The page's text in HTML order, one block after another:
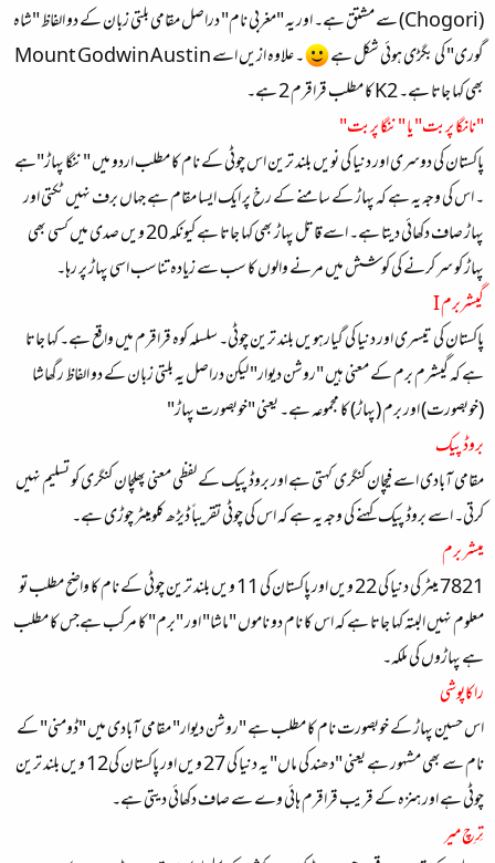
(Chogori) سے مشتق ہے۔ اور یہ "مغربی نام" دراصل مقامی بلتی زبان کے دو الفاظ "شاہ
گوری" کی بگڑی ہوئی شکل ہے
۔ علاوہ ازیں اسے Mount Godwin Austin
بھی کہا جاتا ہے۔ K2 کا مطلب قراقرم 2 ہے۔
"نانگا پربت" یا "ننگا پربت"
پاکستان کی دوسری اور دنیا کی نویں بلند ترین اس چوٹی کے نام کا مطلب اردو میں "ننگا پہاڑ"ہے
۔ اس کی وجہ یہ ہے کہ پہاڑ کے سامنے کے رخ پر ایک ایسا مقام ہے جہاں برف نہیں ٹکتی اور
پہاڑ صاف دکھائی دیتا ہے۔ اسے قاتل پہاڑ بھی کہا جاتا ہے کیونکہ 20 ویں صدی میں کسی بھی
پہاڑ کو سر کرنے کی کوشش میں مرنے والوں کا سب سے زيادہ تناسب اسی پہاڑ پر رہا۔
گیشربرم I
پاکستان کی تیسری اور دنیا کی گیارہویں بلند ترین چوٹی۔ سلسلہ کوہ قراقرم میں واقع ہے۔ کہا جاتا
ہے کہ گیشرم برم کے معنی ہیں "روشن دیوار" لیکن دراصل یہ بلتی زبان کے دو الفاظ رگھاشا
(خوبصورت) اور برم (پہاڑ) کا مجموعہ ہے۔ یعنی "خوبصورت پہاڑ"
بروڈ پیک
مقامی آبادی اسے فیچان کنگری کہتی ہے اور بروڈ پیک کے لفظی معنی پھلچان کنگری کو تسلیم نہیں
کرتی۔ اسے بروڈ پیک کہنے کی وجہ یہ ہے کہ اس کی چوٹی تقریباً ڈیڑھ کلومیٹر چوڑی ہے۔
میشر برم
7821 میٹر کی دنیا کی 22 ویں اور پاکستان کی 11 ویں بلند ترین چوٹی کے نام کا واضح مطلب تو
معلوم نہیں البتہ کہا جاتا ہے کہ اس کا نام دو ناموں "ماشا" اور "برم" کا مرکب ہےجس کا مطلب
ہے پہاڑوں کی ملکہ۔
راکاپوشی
اس حسین پہاڑ کے خوبصورت نام کا مطلب ہے "روشن دیوار" مقامی آبادی میں "ڈومنی" کے
نام سے بھی مشہور ہے یعنی "دھند کی ماں" یہ دنیا کی 27 ویں اور پاکستان کی12 ویں بلند ترین
چوٹی ہے اور ہنزہ کے قریب قراقرم ہائی وے سے صاف دکھائی دیتی ہے۔
تِرِچ میر